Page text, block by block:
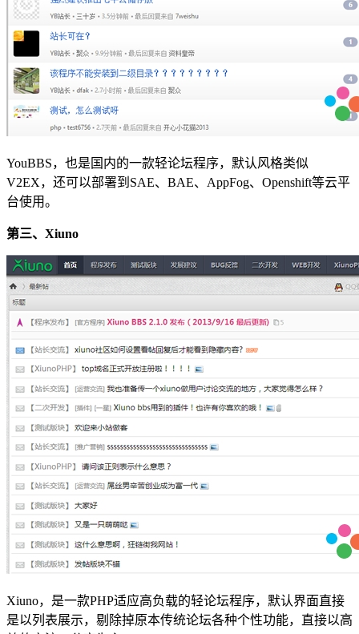
YouBBS，也是国内的一款轻论坛程序，默认风格类似
V2EX，还可以部署到SAE、BAE、AppFog、Openshift等云平
台使用。
第三、Xiuno
Xiuno，是一款PHP适应高负载的轻论坛程序，默认界面直接
是以列表展示，剔除掉原本传统论坛各种个性功能，直接以高